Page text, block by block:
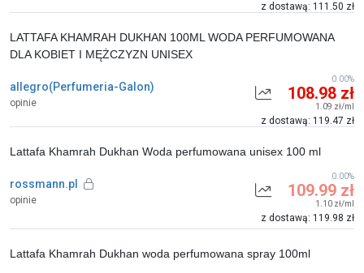
z dostawą: 111.50 zł
allegro(Perfumeria-Galon)
opinie
LATTAFA KHAMRAH DUKHAN 100ML WODA PERFUMOWANA
DLA KOBIET I MĘŻCZYZN UNISEX
108.98 zł
1.09 zł/ml
z dostawą: 119.47 zł
0.00%
rossmann.pl
opinie
Lattafa Khamrah Dukhan Woda perfumowana unisex 100 ml
109.99 zł
1.10 zł/ml
z dostawą: 119.98 zł
0.00%
Lattafa Khamrah Dukhan woda perfumowana spray 100ml